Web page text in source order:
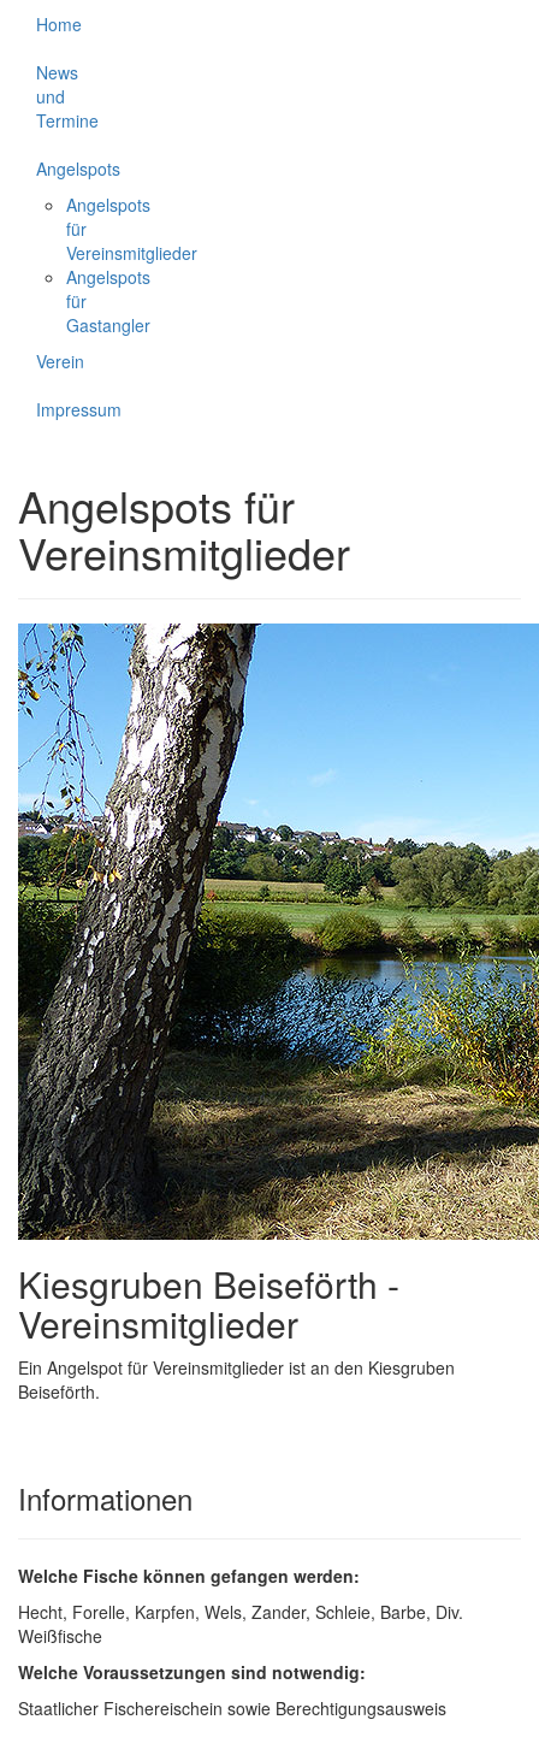
Home
News
und
Termine
Angelspots
Angelspots
für
Vereinsmitglieder
Angelspots
für
Gastangler
Verein
Impressum
Angelspots für
Vereinsmitglieder
Kiesgruben Beiseförth -
Vereinsmitglieder
Ein Angelspot für Vereinsmitglieder ist an den Kiesgruben
Beiseförth.
Informationen
Welche Fische können gefangen werden:
Hecht, Forelle, Karpfen, Wels, Zander, Schleie, Barbe, Div.
Weißfische
Welche Voraussetzungen sind notwendig:
Staatlicher Fischereischein sowie Berechtigungsausweis